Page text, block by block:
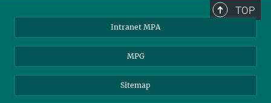
TOP
Intranet MPA
MPG
Sitemap